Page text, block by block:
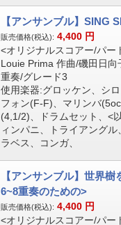
【アンサンブル】SING
販売価格(税込): 4,400 円
<オリジナルスコアー/パー
Louie Prima 作曲/磯田日向
重奏/グレード3
使用楽器:グロッケン、シ
フォン(F-F)、マリンバ
(4,1/2)、ドラムセット、<
ィンパニ、トライアングル
ラベス、コンガ、
【アンサンブル】世界
6~8重奏のための>
販売価格(税込): 4,400 円
<オリジナルスコアー/パー